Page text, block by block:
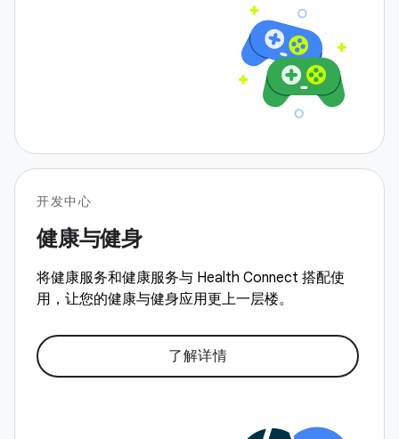
开发中心
健康与健身
将健康服务和健康服务与 Health Connect 搭配使
用，让您的健康与健身应用更上一层楼。
了解详情